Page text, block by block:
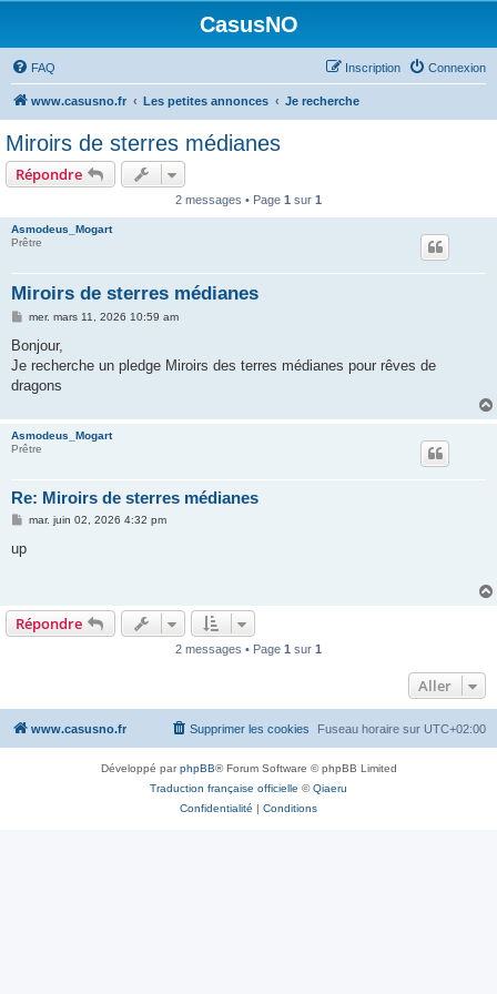
CasusNO
FAQ Connexion
Inscription
www.casusno.fr Les petites annonces Je recherche
Miroirs de sterres médianes
Répondre
2 messages • Page 1 sur 1
Asmodeus_Mogart
Prêtre
Miroirs de sterres médianes
M
s
a
g
mer. mars 11, 2026 10:59 am
Bonjour,
Je recherche un pledge Miroirs des terres médianes pour rêves de
dragons
Asmodeus_Mogart
Prêtre
Re: Miroirs de sterres médianes
M
s
mar. juin 02, 2026 4:32 pm
up
Répondre
2 messages • Page 1 sur 1
Aller
www.casusno.fr Fuseau horaire sur UTC+02:00
Supprimer les cookies
Développé parphpBB® Forum Software © phpBB Limited
Traduction française officielle ©Qiaeru
Confidentialité | Conditions